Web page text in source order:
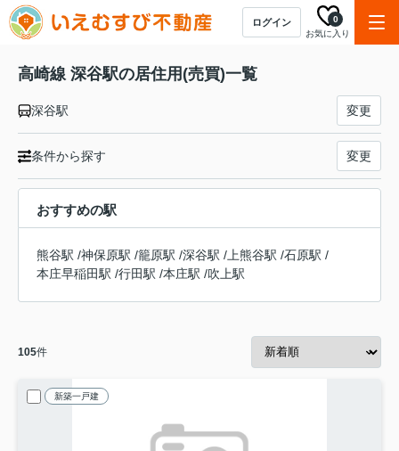
ログイン
お気に入り
0
高崎線 深谷駅の居住用(売買)一覧
深谷駅 変更
条件から探す 変更
おすすめの駅
熊谷駅 /神保原駅 /籠原駅 /深谷駅 / 上熊谷駅 /石原駅 /
本庄早稲田駅 /行田駅 /本庄駅 /吹上駅
105件
新築一戸建